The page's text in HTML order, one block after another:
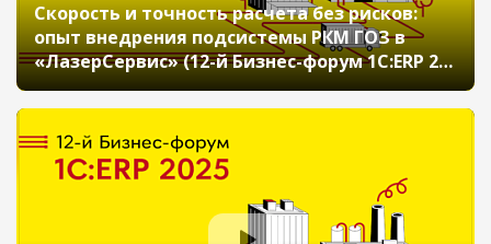
Скорость и точность расчета без рисков:
опыт внедрения подсистемы РКМ ГОЗ в
«ЛазерСервис» (12-й Бизнес-форум 1С:ERP 20
ноября 2025 г., Ходякин Роман, АО
«ЛазерСервис»)